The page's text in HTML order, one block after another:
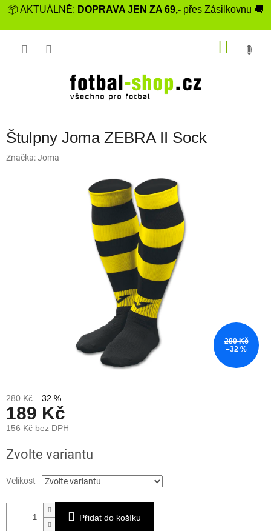
Přejít📦 AKTUÁLNĚ: DOPRAVA JEN ZA 69,- přes Zásilkovnu 🚚
Štulpny Joma ZEBRA II Sock
Značka:Joma
280 Kč
–32 %
280 Kč –32 %
189 Kč
156 Kč bez DPH
cena:
Zvolte variantu
Velikost
Přidat do košíku